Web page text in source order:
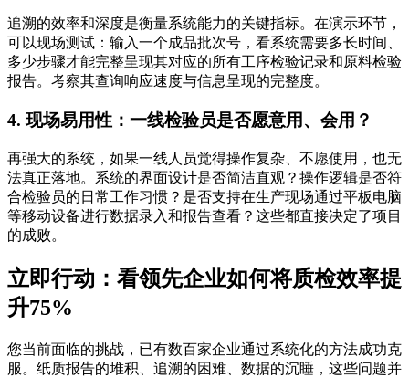
追溯的效率和深度是衡量系统能力的关键指标。在演示环节，
可以现场测试：输入一个成品批次号，看系统需要多长时间、
多少步骤才能完整呈现其对应的所有工序检验记录和原料检验
报告。考察其查询响应速度与信息呈现的完整度。
4. 现场易用性：一线检验员是否愿意用、会用？
再强大的系统，如果一线人员觉得操作复杂、不愿使用，也无
法真正落地。系统的界面设计是否简洁直观？操作逻辑是否符
合检验员的日常工作习惯？是否支持在生产现场通过平板电脑
等移动设备进行数据录入和报告查看？这些都直接决定了项目
的成败。
立即行动：看领先企业如何将质检效率提
升75%
您当前面临的挑战，已有数百家企业通过系统化的方法成功克
服。纸质报告的堆积、追溯的困难、数据的沉睡，这些问题并